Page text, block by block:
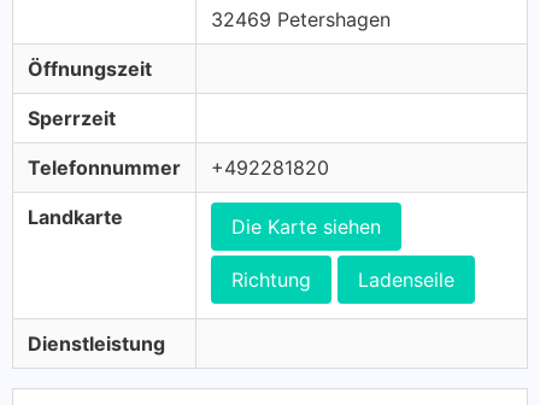
32469 Petershagen
Öffnungszeit
Sperrzeit
Telefonnummer +492281820
Landkarte Die Karte siehen
Richtung Ladenseile
Dienstleistung